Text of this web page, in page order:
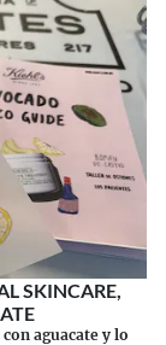
SKINCARE,
aguacate y lo